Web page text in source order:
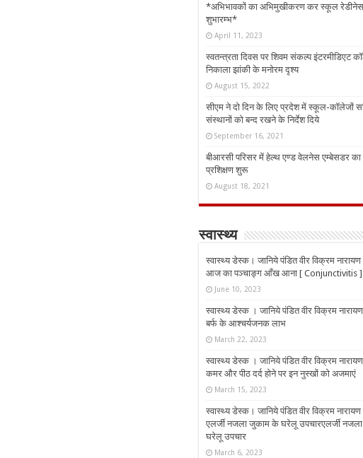
*अभिभावकों का अभिमुखीकरण कर स्कूल
शुभारम्भ*
April 11, 2023
स्वतन्त्रता दिवस पर शिवम संकल्प इंटरमीडिएट
निकाला झांकी के मनोरम दृश्य
August 15, 2022
सीएम ने दो दिन के लिए प्रदेश में स्कूल-कॉलेजों
संस्थानों को बन्द रखने के निर्देश दिये
September 16, 2021
बीआरसी परिसर में हेल्थ एण्ड वेलनेस एम्बेसडर का
प्रशिक्षण शुरू
August 18, 2021
स्वास्थ्य
स्वास्थ्य डेस्क। जानिये पंडित वीर विक्रम
आज का पञ्चाङ्ग आँख आना [ Conjunctivitis ]
June 10, 2023
स्वास्थ्य डेस्क । जानिये पंडित वीर विक्रम
बर्फ के आश्चर्यजनक लाभ
March 22, 2023
स्वास्थ्य डेस्क । जानिये पंडित वीर विक्रम
कमर और पीठ दर्द होने पर इन नुस्‍खों को अजमाएं
March 15, 2023
स्वास्थ्य डेस्क। जानिये पंडित वीर विक्रम
एलर्जी नजला जुकाम के घरेलू उपचारएलर्जी
घरेलू उपचार
March 6, 2023